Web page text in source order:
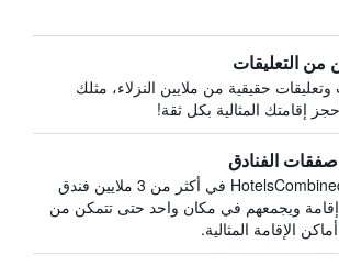
من التعليقات
وتعليقات حقيقية من ملايين النزلاء، مثلك
إقامتك المثالية بكل ثقة!
الفنادق
يبحث HotelsCombined في أكثر من 3 ملايين فندق
ويجمعهم في مكان واحد حتى تتمكن من
الإقامة المثالية.